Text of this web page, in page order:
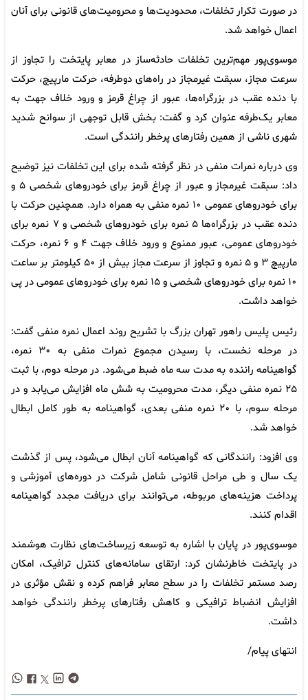
در صورت تکرار تخلفات، محدودیت‌ها و محرومیت‌های قانونی برای آنان
اعمال خواهد شد.
موسوی‌پور مهم‌ترین تخلفات حادثه‌ساز در معابر پایتخت را تجاوز از
سرعت مجاز، سبقت غیرمجاز در راه‌های دوطرفه، حرکت مارپیچ، حرکت
با دنده عقب در بزرگراه‌ها، عبور از چراغ قرمز و ورود خلاف جهت به
معابر یک‌طرفه عنوان کرد و گفت: بخش قابل توجهی از سوانح شدید
شهری ناشی از همین رفتارهای پرخطر رانندگی است.
وی درباره نمرات منفی در نظر گرفته شده برای این تخلفات نیز توضیح
داد: سبقت غیرمجاز و عبور از چراغ قرمز برای خودروهای شخصی ۵ و
برای خودروهای عمومی ۱۰ نمره منفی به همراه دارد. همچنین حرکت با
دنده عقب در بزرگراه‌ها ۵ نمره برای خودروهای شخصی و ۷ نمره برای
خودروهای عمومی، عبور ممنوع و ورود خلاف جهت ۴ و ۶ نمره، حرکت
مارپیچ ۳ و ۵ نمره و تجاوز از سرعت مجاز بیش از ۵۰ کیلومتر بر ساعت
۱۰ نمره برای خودروهای شخصی و ۱۵ نمره برای خودروهای عمومی در پی
خواهد داشت.
رئیس پلیس راهور تهران بزرگ با تشریح روند اعمال نمره منفی گفت:
در مرحله نخست، با رسیدن مجموع نمرات منفی به ۳۰ نمره،
گواهینامه راننده به مدت سه ماه ضبط می‌شود. در مرحله دوم، با ثبت
۲۵ نمره منفی دیگر، مدت محرومیت به شش ماه افزایش می‌یابد و در
مرحله سوم، با ۲۰ نمره منفی بعدی، گواهینامه به طور کامل ابطال
خواهد شد.
وی افزود: رانندگانی که گواهینامه آنان ابطال می‌شود، پس از گذشت
یک سال و طی مراحل قانونی شامل شرکت در دوره‌های آموزشی و
پرداخت هزینه‌های مربوطه، می‌توانند برای دریافت مجدد گواهینامه
اقدام کنند.
موسوی‌پور در پایان با اشاره به توسعه زیرساخت‌های نظارت هوشمند
در پایتخت خاطرنشان کرد: ارتقای سامانه‌های کنترل ترافیک، امکان
رصد مستمر تخلفات را در سطح معابر فراهم کرده و نقش مؤثری در
افزایش انضباط ترافیکی و کاهش رفتارهای پرخطر رانندگی خواهد
داشت.
انتهای پیام/